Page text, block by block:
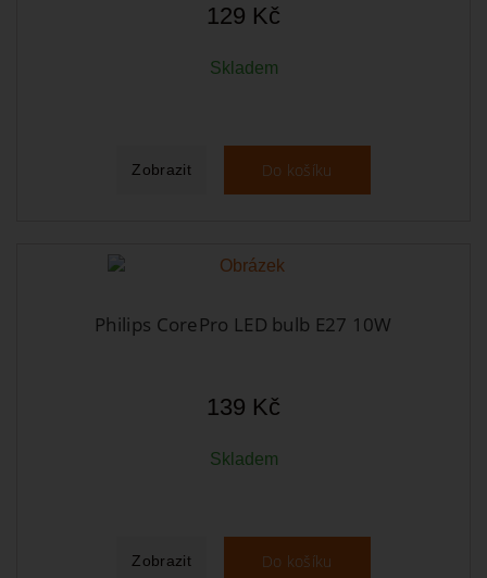
129 Kč
Skladem
Zobrazit Do košíku
Philips CorePro LED bulb E27 10W
139 Kč
Skladem
Zobrazit Do košíku